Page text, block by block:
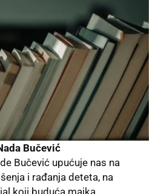
Bučević
Bučević upućuje nas na
i rađanja deteta, na